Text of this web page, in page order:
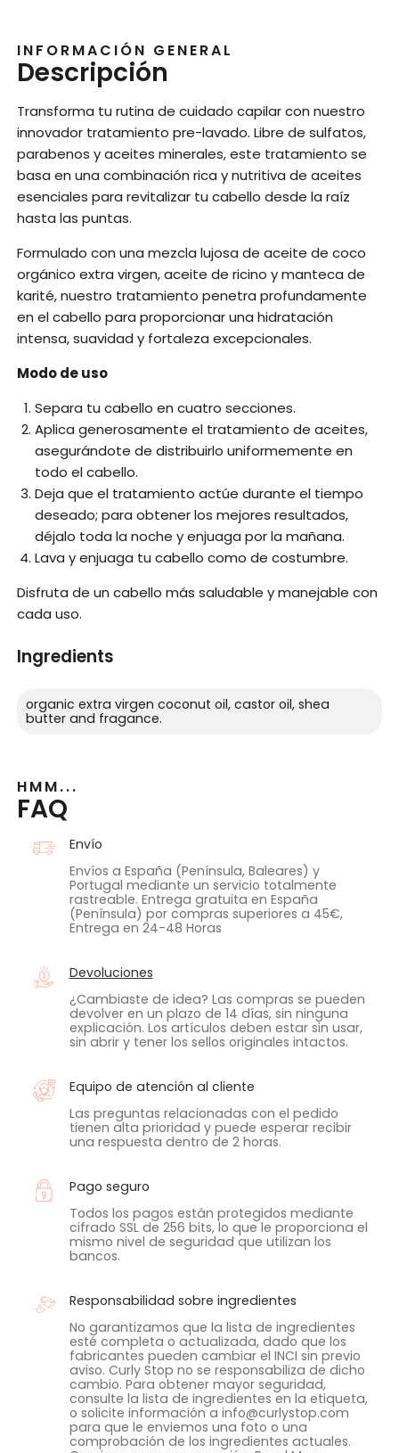
INFORMACIÓN GENERAL
Descripción
Transforma tu rutina de cuidado capilar con nuestro
innovador tratamiento pre-lavado. Libre de sulfatos,
parabenos y aceites minerales, este tratamiento se
basa en una combinación rica y nutritiva de aceites
esenciales para revitalizar tu cabello desde la raíz
hasta las puntas.
Formulado con una mezcla lujosa de aceite de coco
orgánico extra virgen, aceite de ricino y manteca de
karité, nuestro tratamiento penetra profundamente
en el cabello para proporcionar una hidratación
intensa, suavidad y fortaleza excepcionales.
Modo de uso
Separa tu cabello en cuatro secciones.
Aplica generosamente el tratamiento de aceites,
asegurándote de distribuirlo uniformemente en
todo el cabello.
Deja que el tratamiento actúe durante el tiempo
deseado; para obtener los mejores resultados,
déjalo toda la noche y enjuaga por la mañana.
Lava y enjuaga tu cabello como de costumbre.
Disfruta de un cabello más saludable y manejable con
cada uso.
Ingredients
organic extra virgen coconut oil, castor oil, shea
butter and fragance.
HMM...
FAQ
Envío
Envíos a España (Península, Baleares) y
Portugal mediante un servicio totalmente
rastreable. Entrega gratuita en España
(Península) por compras superiores a 45€,
Entrega en 24-48 Horas
Devoluciones
¿Cambiaste de idea? Las compras se pueden
devolver en un plazo de 14 días, sin ninguna
explicación. Los artículos deben estar sin usar,
sin abrir y tener los sellos originales intactos.
Equipo de atención al cliente
Las preguntas relacionadas con el pedido
tienen alta prioridad y puede esperar recibir
una respuesta dentro de 2 horas.
Pago seguro
Todos los pagos están protegidos mediante
cifrado SSL de 256 bits, lo que le proporciona el
mismo nivel de seguridad que utilizan los
bancos.
Responsabilidad sobre ingredientes
No garantizamos que la lista de ingredientes
esté completa o actualizada, dado que los
fabricantes pueden cambiar el INCI sin previo
aviso. Curly Stop no se responsabiliza de dicho
cambio. Para obtener mayor seguridad,
consulte la lista de ingredientes en la etiqueta,
o solicite información a info@curlystop.com
para que le enviemos una foto o una
comprobación de los ingredientes actuales.